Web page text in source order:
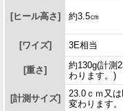
[ヒール高さ] 約3.5㎝
[ワイズ] 3E相当
[重さ]
約130g(計測
わります。)
[計測サイズ]
23.0ｃｍ又
変わります。